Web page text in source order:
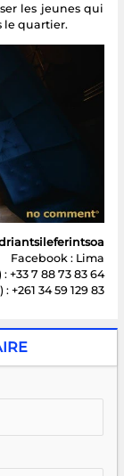
les jeunes qui
le quartier.
Facebook : Lima
+33 7 88 73 83 64
+261 34 59 129 83